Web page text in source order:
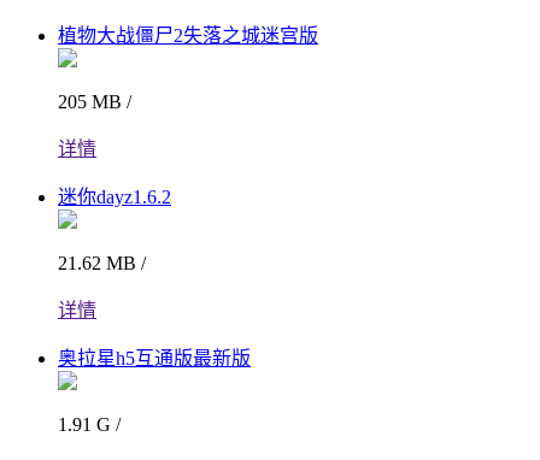
植物大战僵尸2失落之城迷宫版
205 MB /
详情
迷你dayz1.6.2
21.62 MB /
详情
奥拉星h5互通版最新版
1.91 G /